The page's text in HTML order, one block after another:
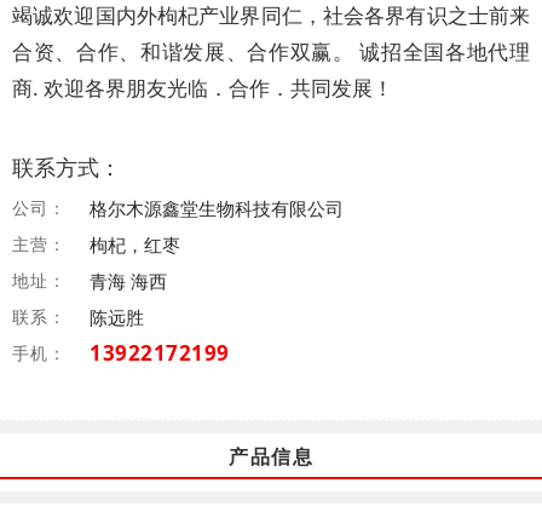
竭诚欢迎国内外枸杞产业界同仁，社会各界有识之士前来
合资、合作、和谐发展、合作双赢。 诚招全国各地代理
商. 欢迎各界朋友光临．合作．共同发展！
联系方式：
公司： 格尔木源鑫堂生物科技有限公司
主营： 枸杞，红枣
地址： 青海 海西
联系： 陈远胜
手机： 13922172199
产品信息